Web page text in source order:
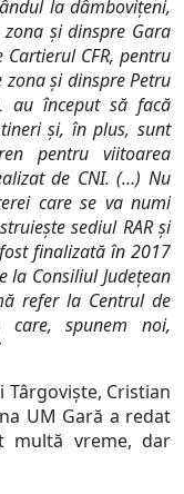
la dâmbovițeni,
și dinspre Gara
CFR, pentru
zona și dinspre Petru
au început să facă
și, în plus, sunt
pentru viitoarea
de CNI. (…) Nu
care se va numi
sediul RAR și
finalizată în 2017
la Consiliul Județean
refer la Centrul de
care, spunem noi,
Cristian
UM Gară a redat
multă vreme, dar